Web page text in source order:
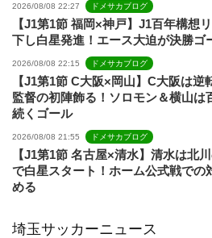
2026/08/08 22:27 ドメサカブログ
【J1第1節 福岡×神戸】J1百年構想
下し白星発進！エース大迫が決勝ゴ
2026/08/08 22:15 ドメサカブログ
【J1第1節 C大阪×岡山】C大阪は
監督の初陣飾る！ソロモン＆横山は
続くゴール
2026/08/08 21:55 ドメサカブログ
【J1第1節 名古屋×清水】清水は北
で白星スタート！ホーム公式戦での
める
埼玉サッカーニュース